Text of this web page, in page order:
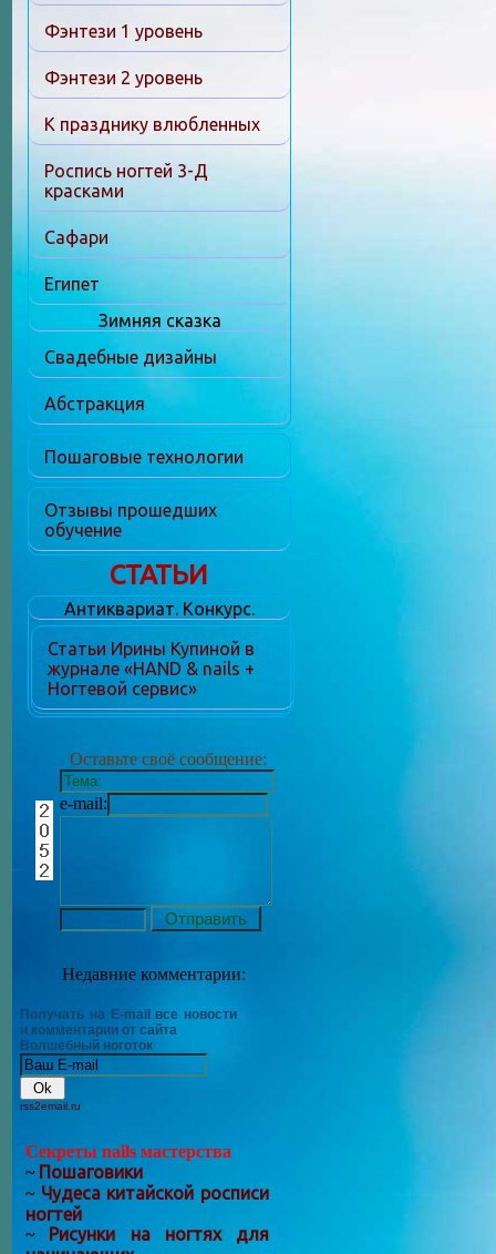
Фэнтези 1 уровень
Фэнтези 2 уровень
К празднику влюбленных
Роспись ногтей 3-Д
красками
Сафари
Египет
Зимняя сказка
Свадебные дизайны
Абстракция
Пошаговые технологии
Отзывы прошедших
обучение
СТАТЬИ
Антиквариат. Конкурс.
Статьи Ирины Купиной в
журнале «HAND & nails +
Ногтевой сервис»
Оставьте своё сообщение:
e-mail:
Недавние комментарии:
Получать на E-mail все новости
и комментарии от сайта
Волшебный ноготок
rss2email.ru
Секреты nails мастерства
~ Пошаговики
~ Чудеса китайской росписи
ногтей
~ Рисунки на ногтях для